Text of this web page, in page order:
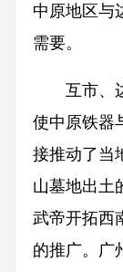
中原地区与
需要。
互市、边
使中原铁器
接推动了当
山墓地出土
武帝开拓西
的推广。广